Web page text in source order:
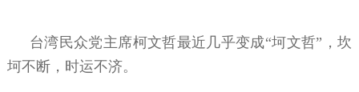
台湾民众党主席柯文哲最近几乎变成“坷文哲”，坎
坷不断，时运不济。